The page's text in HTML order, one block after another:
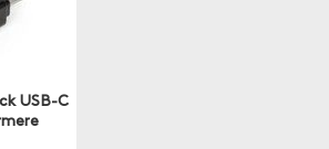
USB-C